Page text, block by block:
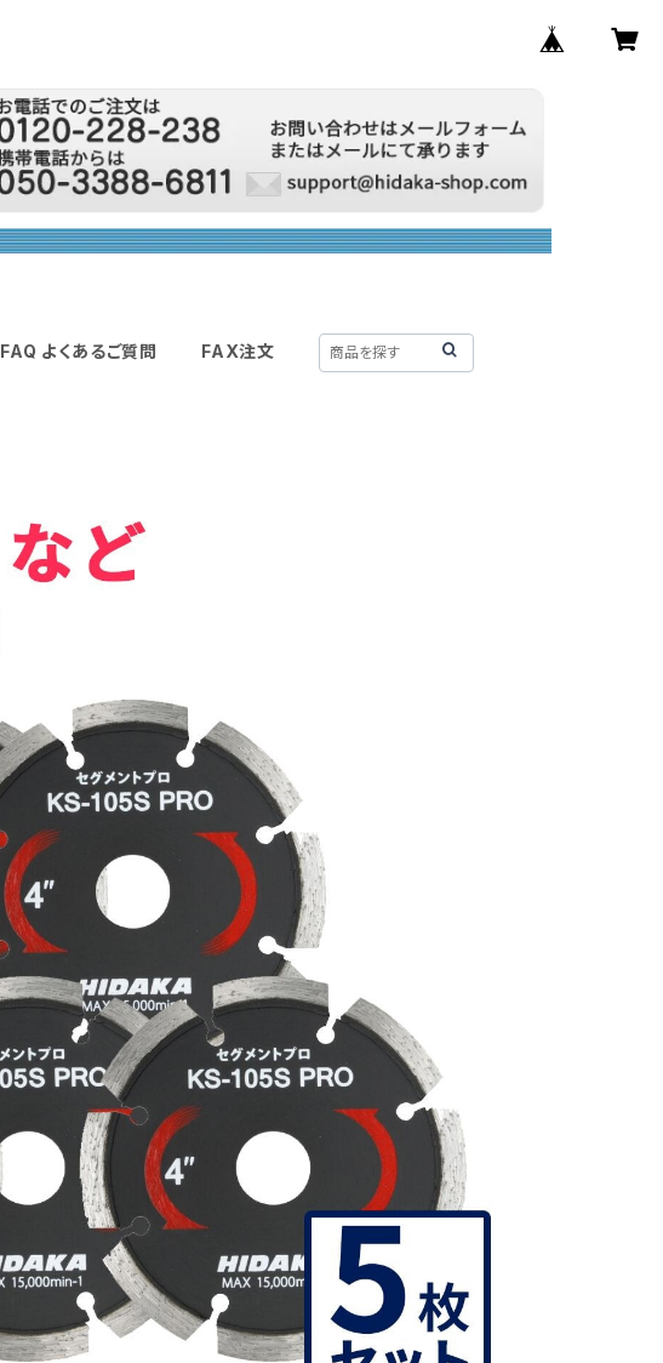
FAQ よくあるご質問 FAX注文